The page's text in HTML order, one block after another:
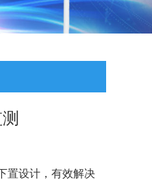
置设计，有效解决